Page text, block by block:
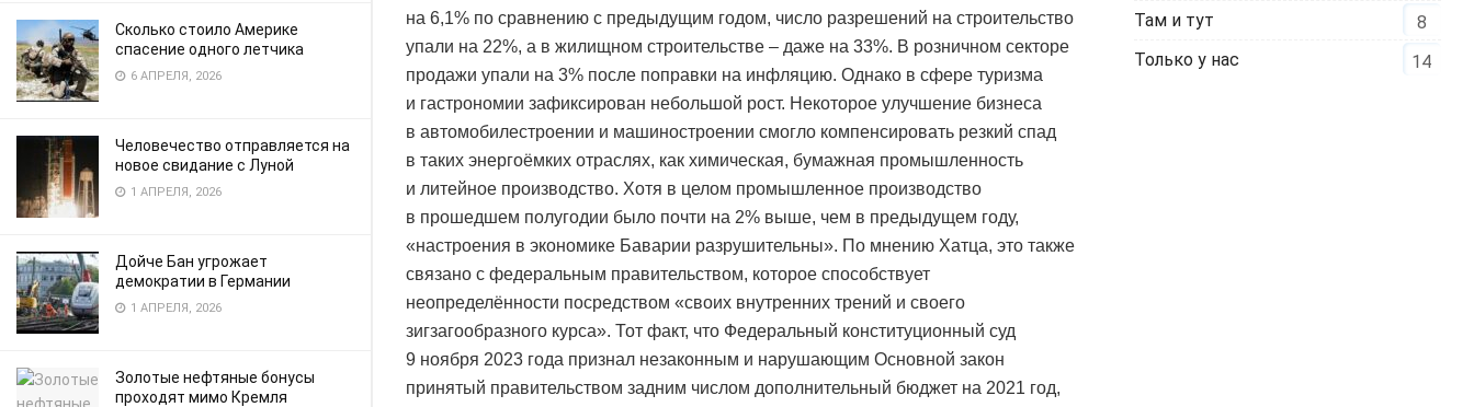
Сколько стоило Америке
спасение одного летчика
6 АПРЕЛЯ, 2026
Человечество отправляется на
новое свидание с Луной
1 АПРЕЛЯ, 2026
Дойче Бан угрожает
демократии в Германии
1 АПРЕЛЯ, 2026
Золотые нефтяные бонусы
проходят мимо Кремля
на 6,1% по сравнению с предыдущим годом, число разрешений на строительство
упали на 22%, а в жилищном строительстве – даже на 33%. В розничном секторе
продажи упали на 3% после поправки на инфляцию. Однако в сфере туризма
и гастрономии зафиксирован небольшой рост. Некоторое улучшение бизнеса
в автомобилестроении и машиностроении смогло компенсировать резкий спад
в таких энергоёмких отраслях, как химическая, бумажная промышленность
и литейное производство. Хотя в целом промышленное производство
в прошедшем полугодии было почти на 2% выше, чем в предыдущем году,
«настроения в экономике Баварии разрушительны». По мнению Хатца, это также
связано с федеральным правительством, которое способствует
неопределённости посредством «своих внутренних трений и своего
зигзагообразного курса». Тот факт, что Федеральный конституционный суд
9 ноября 2023 года признал незаконным и нарушающим Основной закон
принятый правительством задним числом дополнительный бюджет на 2021 год,
Там и тут
8
Только у нас
14